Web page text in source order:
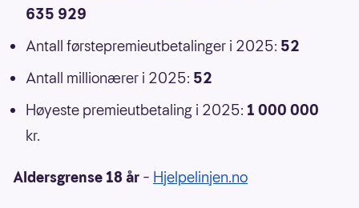
635 929
Antall førstepremieutbetalinger i 2025: 52
Antall millionærer i 2025: 52
Høyeste premieutbetaling i 2025: 1 000 000
kr.
Aldersgrense 18 år – Hjelpelinjen.no